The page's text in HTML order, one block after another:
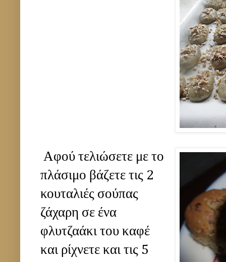
Αφού τελιώσετε με το
πλάσιμο βάζετε τις 2
κουταλιές σούπας
ζάχαρη σε ένα
φλυτζαάκι του καφέ
και ρίχνετε και τις 5